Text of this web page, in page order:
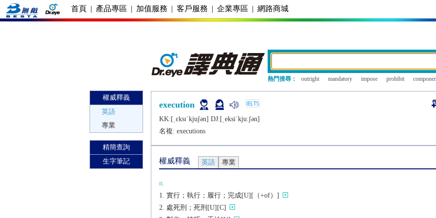
首頁 | 產品專區 | 加值服務 | 客戶服務 | 企業專區 | 網路商城
熱門搜尋： outright mandatory impose prohibit
權威釋義
英語
專業
精簡查詢
生字筆記
execution
KK:[ˌɛksɪˈkjuʃǝn] DJ:[ˌеksiˈkjuːʃǝn]
名複: executions
權威釋義 英語 專業
n.
實行；執行；履行；完成[U][（+of）]
處死刑；死刑[U][C]